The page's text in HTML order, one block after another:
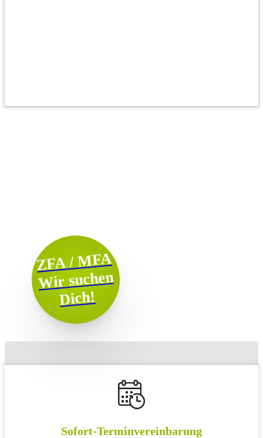
ZFA / MFA
Wir suchen
Dich!
Sofort-Terminvereinbarung